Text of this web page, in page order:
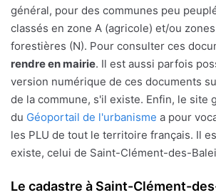
général, pour des communes peu
classés en zone A (agricole) et/ou
forestières (N). Pour consulter ces
rendre en mairie. Il est aussi parfois
version numérique de ces documents
de la commune, s'il existe. Enfin, le site
du Géoportail de l'urbanisme a pour
les PLU de tout le territoire français. Il
existe, celui de Saint-Clément-des-
Le cadastre à Saint-Clément-